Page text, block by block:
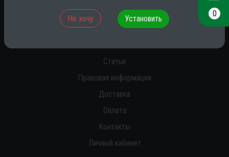
О нас
Статьи
Правовая информация
Доставка
Оплата
Контакты
Личный кабинет
0
Не хочу Установить